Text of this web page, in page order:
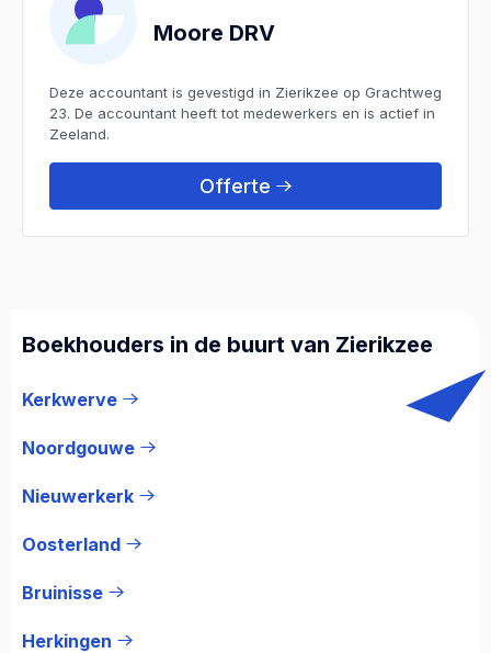
Moore DRV
Deze accountant is gevestigd in Zierikzee op Grachtweg
23. De accountant heeft tot medewerkers en is actief in
Zeeland.
Offerte
Boekhouders in de buurt van Zierikzee
Kerkwerve
Noordgouwe
Nieuwerkerk
Oosterland
Bruinisse
Herkingen